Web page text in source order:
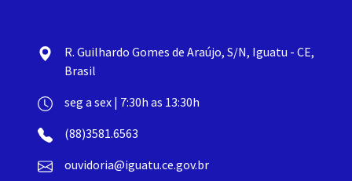
R. Guilhardo Gomes de Araújo, S/N, Iguatu - CE,
Brasil
seg a sex | 7:30h as 13:30h
(88)3581.6563
ouvidoria@iguatu.ce.gov.br